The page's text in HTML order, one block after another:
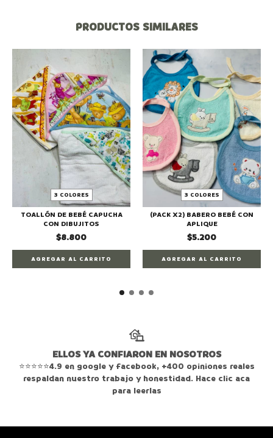
PRODUCTOS SIMILARES
3 COLORES
TOALLÓN DE BEBÉ CAPUCHA
CON DIBUJITOS
$8.800
AGREGAR AL CARRITO
3 COLORES
(PACK X2) BABERO BEBÉ CON
APLIQUE
$5.200
AGREGAR AL CARRITO
ELLOS YA CONFIARON EN NOSOTROS
⭐⭐⭐⭐⭐4.9 en google y facebook, +400 opiniones reales
respaldan nuestro trabajo y honestidad. Hace clic aca
para leerlas